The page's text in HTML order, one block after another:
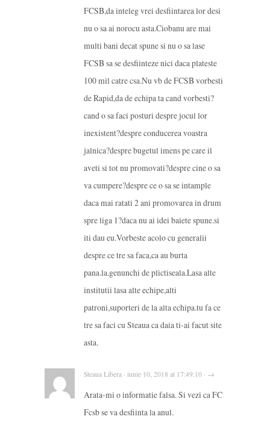
FCSB,da inteleg vrei desfiintarea lor desi
nu o sa ai norocu asta.Ciobanu are mai
multi bani decat spune si nu o sa lase
FCSB sa se desfiinteze nici daca plateste
100 mil catre csa.Nu vb de FCSB vorbesti
de Rapid,da de echipa ta cand vorbesti?
cand o sa faci posturi despre jocul lor
inexistent?despre conducerea voastra
jalnica?despre bugetul imens pe care il
aveti si tot nu promovati?despre cine o sa
va cumpere?despre ce o sa se intample
daca mai ratati 2 ani promovarea in drum
spre liga 1?daca nu ai idei baiete spune.si
iti dau eu.Vorbeste acolo cu generalii
despre ce tre sa faca,ca au burta
pana.la.genunchi de plictiseala.Lasa alte
institutii lasa alte echipe,alti
patroni,suporteri de la alta echipa.tu fa ce
tre sa faci cu Steaua ca daia ti-ai facut site
asta.
Steaua Libera · iunie 10, 2018 at 17:49:10 · →
Arata-mi o informatie falsa. Si vezi ca FC
Fcsb se va desfiinta la anul.